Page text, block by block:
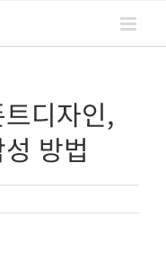
디자인,
방법